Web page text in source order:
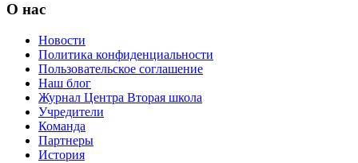
О нас
Новости
Политика конфиденциальности
Пользовательское соглашение
Наш блог
Журнал Центра Вторая школа
Учредители
Команда
Партнеры
История